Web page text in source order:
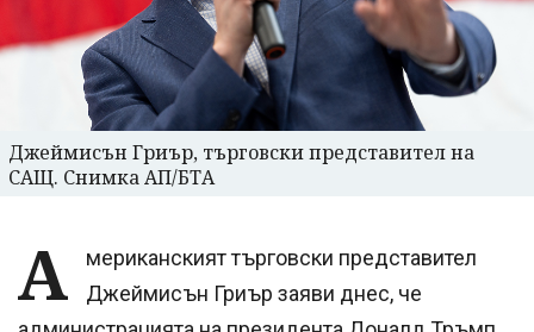
Джеймисън Гриър, търговски представител на
САЩ. Снимка АП/БТА
А
мериканският търговски представител
Джеймисън Гриър заяви днес, че